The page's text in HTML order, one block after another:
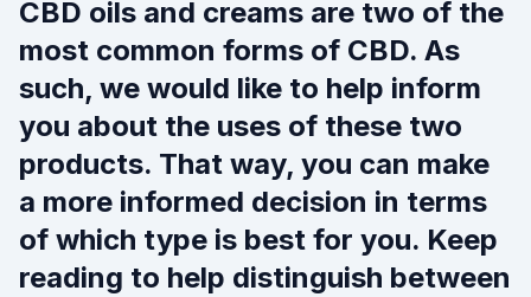
CBD oils and creams are two of the
most common forms of CBD. As
such, we would like to help inform
you about the uses of these two
products. That way, you can make
a more informed decision in terms
of which type is best for you. Keep
reading to help distinguish between